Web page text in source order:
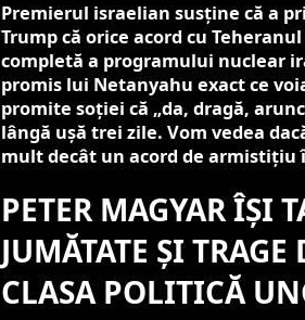
Premierul israelian susține că a
Trump că orice acord cu
completă a programului nuclear
promis lui Netanyahu exact ce
promite soției că „da, dragă,
lângă ușă trei zile. Vom vedea
mult decât un acord de
PETER MAGYAR ÎȘI
JUMĂTATE ȘI TRAGE
CLASA POLITICĂ